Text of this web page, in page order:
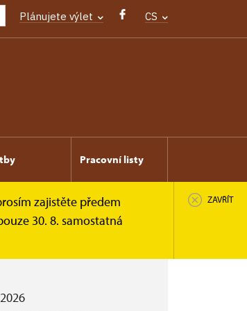
Plánujete výlet CS
Pracovní listy
zajistěte předem
30. 8. samostatná
ZAVŘÍT